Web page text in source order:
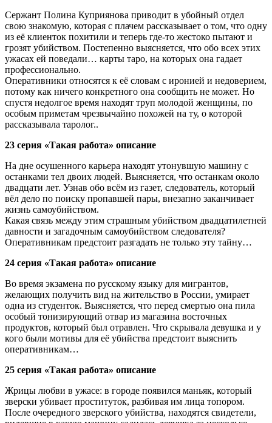
Сержант Полина Куприянова приводит в убойный отдел
свою знакомую, которая с плачем рассказывает о том, что одну
из её клиенток похитили и теперь где-то жестоко пытают и
грозят убийством. Постепенно выясняется, что обо всех этих
ужасах ей поведали… карты таро, на которых она гадает
профессионально.
Оперативники относятся к её словам с иронией и недоверием,
потому как ничего конкретного она сообщить не может. Но
спустя недолгое время находят труп молодой женщины, по
особым приметам чрезвычайно похожей на ту, о которой
рассказывала таролог..
23 серия «Такая работа» описание
На дне осушенного карьера находят утонувшую машину с
останками тел двоих людей. Выясняется, что останкам около
двадцати лет. Узнав обо всём из газет, следователь, который
вёл дело по поиску пропавшей пары, внезапно заканчивает
жизнь самоубийством.
Какая связь между этим страшным убийством двадцатилетней
давности и загадочным самоубийством следователя?
Оперативникам предстоит разгадать не только эту тайну…
24 серия «Такая работа» описание
Во время экзамена по русскому языку для мигрантов,
желающих получить вид на жительство в России, умирает
одна из студенток. Выясняется, что перед смертью она пила
особый тонизирующий отвар из магазина восточных
продуктов, который был отравлен. Что скрывала девушка и у
кого были мотивы для её убийства предстоит выяснить
оперативникам…
25 серия «Такая работа» описание
Жрицы любви в ужасе: в городе появился маньяк, который
зверски убивает проституток, разбивая им лица топором.
После очередного зверского убийства, находятся свидетели,